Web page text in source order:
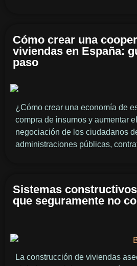
Cómo crear una
viviendas en España:
paso
¿Cómo crear una economía de
compra de insumos y aumentar
negociación de los ciudadanos
administraciones públicas,
Sistemas
que seguramente no
La construcción de viviendas